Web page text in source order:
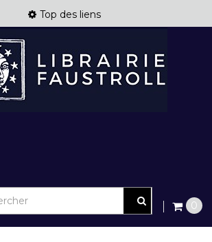
Top des liens
0